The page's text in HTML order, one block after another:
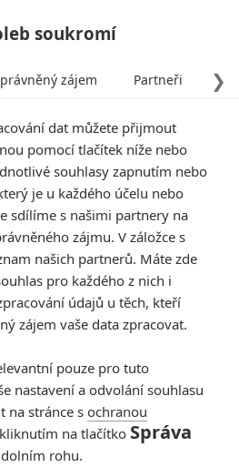
(0) VIDEA (0)
Dark Skulls: V
novém fantasy
thrilleru vikingové
vrahovi
soukromí
❯
zájem Partneři
dat můžete přijmout
pomocí tlačítek níže nebo
souhlasy zapnutím nebo
je u každého účelu nebo
sdílíme s našimi partnery na
zájmu. V záložce s
našich partnerů. Máte zde
pro každého z nich i
údajů u těch, kteří
zájem vaše data zpracovat.
pouze pro tuto
nastavení a odvolání souhlasu
na stránce s ochranou
na tlačítko Správa
rohu.